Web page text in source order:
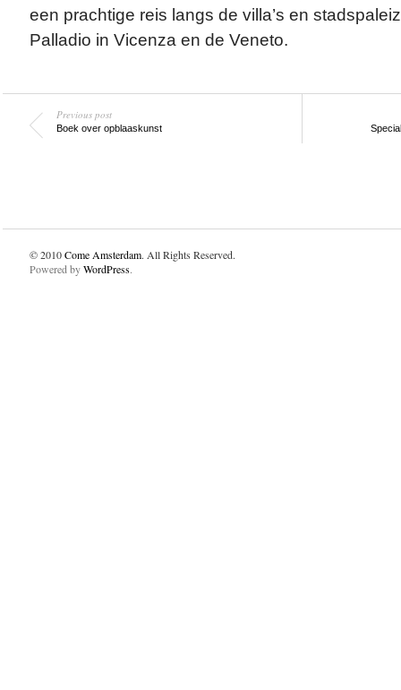
een prachtige reis langs de villa’s en
Palladio in Vicenza en de Veneto.
Previous post
Boek over opblaaskunst
© 2010Come Amsterdam. All Rights Reserved.
Powered byWordPress.